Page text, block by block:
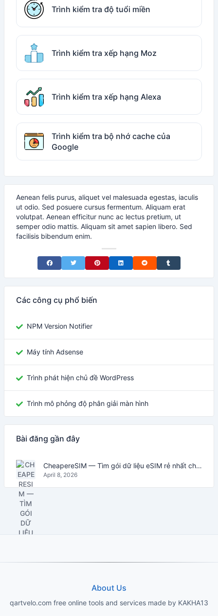
Trình kiểm tra độ tuổi miền
Trình kiểm tra xếp hạng Moz
Trình kiểm tra xếp hạng Alexa
Trình kiểm tra bộ nhớ cache của
Google
Aenean felis purus, aliquet vel malesuada egestas, iaculis
ut odio. Sed posuere cursus fermentum. Aliquam erat
volutpat. Aenean efficitur nunc ac lectus pretium, ut
semper odio mattis. Aliquam sit amet sapien libero. Sed
facilisis bibendum enim.
Share on Facebook
Share on TwitterShare on Pinterest
Share on LinkedIn
Share on RedditShare on Tumblr
Các công cụ phổ biến
NPM Version Notifier
Máy tính Adsense
Trình phát hiện chủ đề WordPress
Trình mô phỏng độ phân giải màn hình
Bài đăng gần đây
CheapereSIM — Tìm gói dữ liệu eSIM rẻ nhất cho du lịch năm 2026
April 8, 2026
About Us
qartvelo.com free online tools and services made by KAKHA13